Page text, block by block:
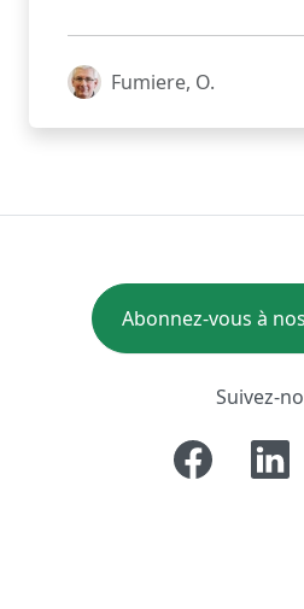
Fumiere, O.
Abonnez-vous à
Suivez-